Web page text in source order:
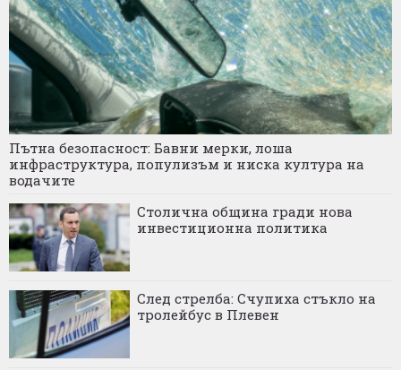
Пътна безопасност: Бавни мерки, лоша
инфраструктура, популизъм и ниска култура на
водачите
Столична община гради нова
инвестиционна политика
След стрелба: Счупиха стъкло на
тролейбус в Плевен